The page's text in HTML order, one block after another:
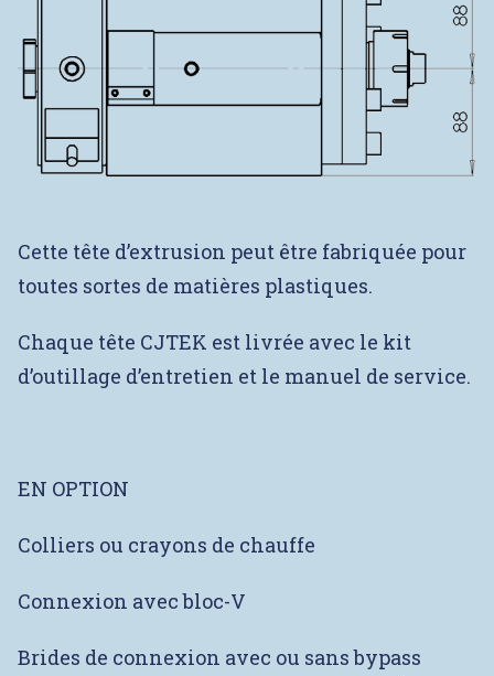
Cette tête d’extrusion peut être fabriquée pour
toutes sortes de matières plastiques.
Chaque tête CJTEK est livrée avec le kit
d’outillage d’entretien et le manuel de service.
EN OPTION
Colliers ou crayons de chauffe
Connexion avec bloc-V
Brides de connexion avec ou sans bypass